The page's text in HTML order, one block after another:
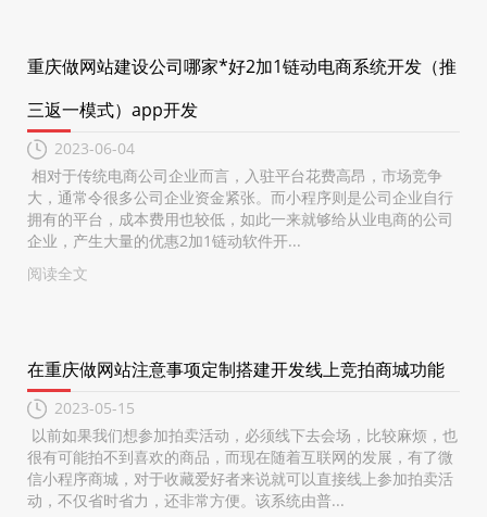
重庆做网站建设公司哪家*好2加1链动电商系统开发（推
三返一模式）app开发
2023-06-04
相对于传统电商公司企业而言，入驻平台花费高昂，市场竞争
大，通常令很多公司企业资金紧张。而小程序则是公司企业自行
拥有的平台，成本费用也较低，如此一来就够给从业电商的公司
企业，产生大量的优惠2加1链动软件开...
阅读全文
在重庆做网站注意事项定制搭建开发线上竞拍商城功能
2023-05-15
以前如果我们想参加拍卖活动，必须线下去会场，比较麻烦，也
很有可能拍不到喜欢的商品，而现在随着互联网的发展，有了微
信小程序商城，对于收藏爱好者来说就可以直接线上参加拍卖活
动，不仅省时省力，还非常方便。该系统由普...